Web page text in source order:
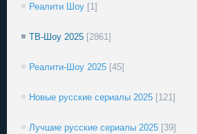
Реалити Шоу [1]
ТВ-Шоу 2025 [2861]
Реалити-Шоу 2025 [45]
Новые русские сериалы 2025 [121]
Лучшие русские сериалы 2025 [39]